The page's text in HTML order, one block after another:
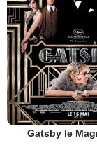
Gatsby le